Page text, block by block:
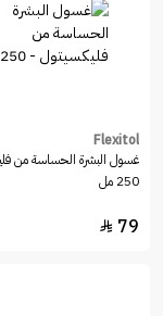
Flexitol
غسول البشرة الحساسة من
250 مل
79
